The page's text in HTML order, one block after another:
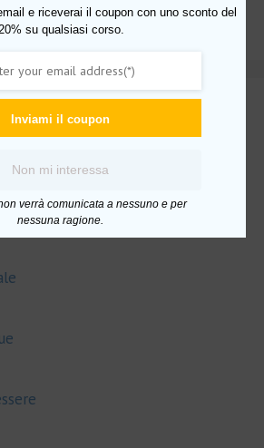
e riceverai il coupon con uno sconto del
su qualsiasi corso.
Inviami il coupon
Non mi interessa
verrà comunicata a nessuno e per
nessuna ragione.